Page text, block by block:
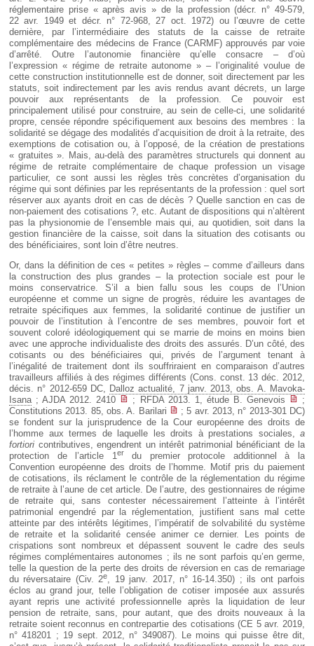
réglementaire prise « après avis » de la profession (décr. n° 49-579,
22 avr. 1949 et décr. n° 72-968, 27 oct. 1972) ou l’œuvre de cette
dernière, par l’intermédiaire des statuts de la caisse de retraite
complémentaire des médecins de France (CARMF) approuvés par voie
d’arrêté. Outre l’autonomie financière qu’elle consacre – d’où
l’expression « régime de retraite autonome » – l’originalité voulue de
cette construction institutionnelle est de donner, soit directement par les
statuts, soit indirectement par les avis rendus avant décrets, un large
pouvoir aux représentants de la profession. Ce pouvoir est
principalement utilisé pour construire, au sein de celle-ci, une solidarité
propre, censée répondre spécifiquement aux besoins des membres : la
solidarité se dégage des modalités d’acquisition de droit à la retraite, des
exemptions de cotisation ou, à l’opposé, de la création de prestations
« gratuites ». Mais, au-delà des paramètres structurels qui donnent au
régime de retraite complémentaire de chaque profession un visage
particulier, ce sont aussi les règles très concrètes d’organisation du
régime qui sont définies par les représentants de la profession : quel sort
réserver aux ayants droit en cas de décès ? Quelle sanction en cas de
non-paiement des cotisations ?, etc. Autant de dispositions qui n’altèrent
pas la physionomie de l’ensemble mais qui, au quotidien, soit dans la
gestion financière de la caisse, soit dans la situation des cotisants ou
des bénéficiaires, sont loin d’être neutres.
Or, dans la définition de ces « petites » règles – comme d’ailleurs dans
la construction des plus grandes – la protection sociale est pour le
moins conservatrice. S’il a bien fallu sous les coups de l’Union
européenne et comme un signe de progrès, réduire les avantages de
retraite spécifiques aux femmes, la solidarité continue de justifier un
pouvoir de l’institution à l’encontre de ses membres, pouvoir fort et
souvent coloré idéologiquement qui se marrie de moins en moins bien
avec une approche individualiste des droits des assurés. D’un côté, des
cotisants ou des bénéficiaires qui, privés de l’argument tenant à
l’inégalité de traitement dont ils souffriraient en comparaison d’autres
travailleurs affiliés à des régimes différents (Cons. const. 13 déc. 2012,
décis. n° 2012-659 DC, Dalloz actualité, 7 janv. 2013, obs. A. Mavoka-
Isana; AJDA 2012. 2410 ; RFDA 2013. 1, étude B. Genevois
;
Constitutions 2013. 85, obs. A. Barilari
; 5 avr. 2013, n° 2013-301 DC)
se fondent sur la jurisprudence de la Cour européenne des droits de
l’homme aux termes de laquelle les droits à prestations sociales, a
fortiori contributives, engendrent un intérêt patrimonial bénéficiant de la
protection de l’article 1er
du premier protocole additionnel à la
Convention européenne des droits de l’homme. Motif pris du paiement
de cotisations, ils réclament le contrôle de la réglementation du régime
de retraite à l’aune de cet article. De l’autre, des gestionnaires de régime
de retraite qui, sans contester nécessairement l’atteinte à l’intérêt
patrimonial engendré par la réglementation, justifient sans mal cette
atteinte par des intérêts légitimes, l’impératif de solvabilité du système
de retraite et la solidarité censée animer ce dernier. Les points de
crispations sont nombreux et dépassent souvent le cadre des seuls
régimes complémentaires autonomes ; ils ne sont parfois qu’en germe,
telle la question de la perte des droits de réversion en cas de remariage
du réversataire (Civ. 2e, 19 janv. 2017, n° 16-14.350) ; ils ont parfois
éclos au grand jour, telle l’obligation de cotiser imposée aux assurés
ayant repris une activité professionnelle après la liquidation de leur
pension de retraite, sans, pour autant, que des droits nouveaux à la
retraite soient reconnus en contrepartie des cotisations (CE 5 avr. 2019,
n° 418201 ; 19 sept. 2012, n° 349087). Le moins qui puisse être dit,